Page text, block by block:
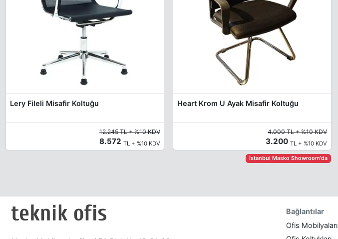
Lery Fileli Misafir Koltuğu
12.245 TL + %10 KDV
8.572 TL + %10 KDV
Heart Krom U Ayak Misafir Koltuğu
4.000 TL + %10 KDV
3.200TL + %10 KDV
İstanbul Masko Showroom'da
Bağlantılar
Ofis Mobilyaları